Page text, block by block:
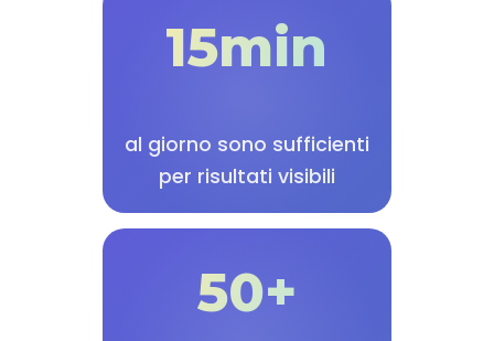
15min
al giorno sono sufficienti
per risultati visibili
50+